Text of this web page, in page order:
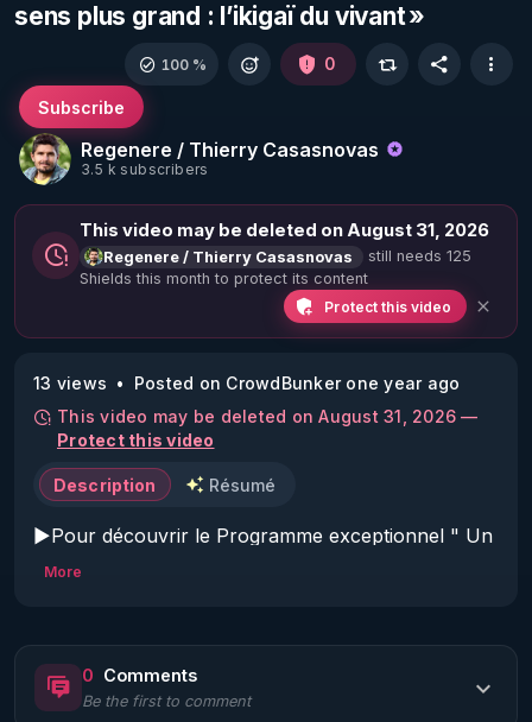
sens plus grand : l’ikigaï du vivant »
Regenere / Thierry Casasnovas
3.5 k subscribers
Subscribe
100 % 0
This video may be deleted on August 31, 2026
Regenere / Thierry Casasnovas
still needs 125
Shields this month to protect its content
Protect this video
13 views
Posted on CrowdBunker one year ago
This video may be deleted on August 31, 2026 —
Protect this video
Description Résumé
▶Pour découvrir le Programme exceptionnel " Un
été pour se régénerer et tout changer - 21 jours de
utm_source=youtube&utm_medium=podcast&utm_
campaign=ete2025&utm_content=podcast3
▶CHAPITRAGE DYNAMIQUE DE LA VIDÉO CI
More
0 Comments
Be the first to comment